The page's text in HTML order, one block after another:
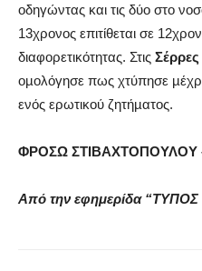
οδηγώντας και τις δύο στο
13χρονος επιτίθεται σε
διαφορετικότητας. Στις Σέρρες
οµολόγησε πως χτύπησε
ενός ερωτικού ζητήµατος.
ΦΡΟΣΩ ΣΤΙΒΑΧΤΟΠΟΥΛΟΥ
Από την εφημερίδα “ΤΥΠΟΣ